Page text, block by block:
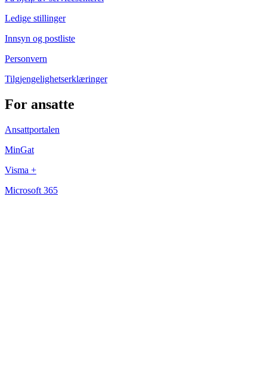
Ledige stillinger
Innsyn og postliste
Personvern
Tilgjengelighetserklæringer
For ansatte
Ansattportalen
MinGat
Visma +
Microsoft 365